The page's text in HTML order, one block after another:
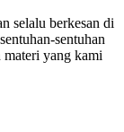
selalu berkesan di
sentuhan
yang kami